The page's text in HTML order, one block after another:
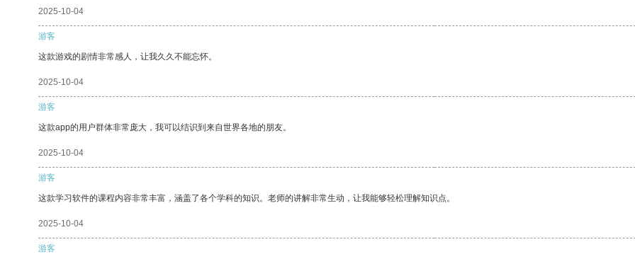
2025-10-04
游客
这款游戏的剧情非常感人，让我久久不能忘怀。
2025-10-04
游客
这款app的用户群体非常庞大，我可以结识到来自世界各地的朋友。
2025-10-04
游客
这款学习软件的课程内容非常丰富，涵盖了各个学科的知识。老师的讲解非常生动，让我能够轻松理解知识点。
2025-10-04
游客